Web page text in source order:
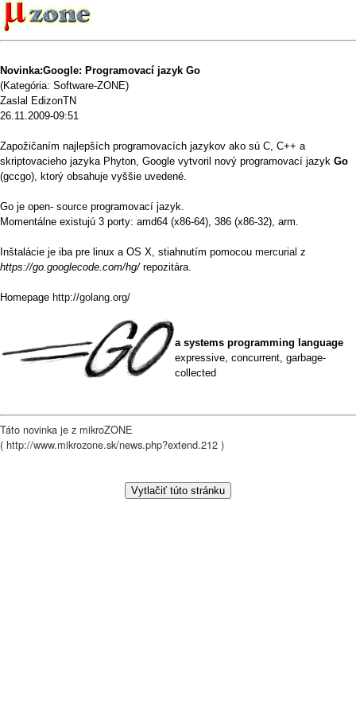
Novinka:Google: Programovací jazyk Go
(Kategória: Software-ZONE)
Zaslal EdizonTN
26.11.2009-09:51
Zapožičaním najlepších programovacích jazykov ako sú C, C++ a
skriptovacieho jazyka Phyton, Google vytvoril nový programovací jazyk Go
(gccgo), ktorý obsahuje vyššie uvedené.
Go je open- source programovací jazyk.
Momentálne existujú 3 porty: amd64 (x86-64), 386 (x86-32), arm.
Inštalácie je iba pre linux a OS X, stiahnutím pomocou mercurial z
https://go.googlecode.com/hg/repozitára.
Homepage http://golang.org/
a systems programming language
expressive, concurrent, garbage-
collected
Táto novinka je z mikroZONE
( http://www.mikrozone.sk/news.php?extend.212 )